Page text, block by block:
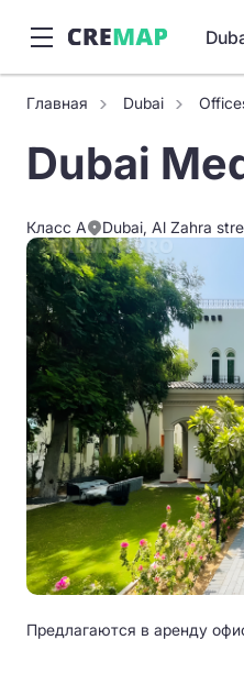
Главная Dubai
Dubai
Класс A Dubai, Al Zahra
Предлагаются в аренду